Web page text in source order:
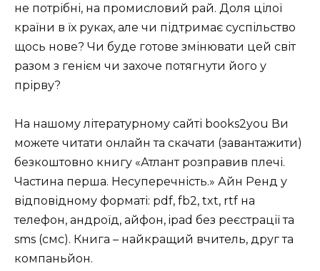
не потрібні, на промисловий рай. Доля цілої
країни в їх руках, але чи підтримає суспільство
щось нове? Чи буде готове змінювати цей світ
разом з генієм чи захоче потягнути його у
прірву?
На нашому літературному сайті books2you Ви
можете читати онлайн та скачати (завантажити)
безкоштовно книгу «Атлант розправив плечі.
Частина перша. Несуперечність.» Айн Ренд у
відповідному форматі: pdf, fb2, txt, rtf на
телефон, андроїд, айфон, ipad без реєстрації та
sms (смс). Книга – найкращий вчитель, друг та
компаньйон.